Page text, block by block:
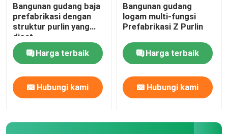
Bangunan gudang baja
prefabrikasi dengan
struktur purlin yang
dicat
Harga terbaik
Hubungi kami
Bangunan gudang
logam multi-fungsi
Prefabrikasi Z Purlin
Harga terbaik
Hubungi kami